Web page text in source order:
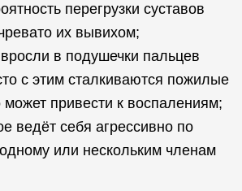
перегрузки суставов
их вывихом;
вросли в подушечки пальцев
с этим сталкиваются пожилые
привести к воспалениям;
ведёт себя агрессивно по
или нескольким членам